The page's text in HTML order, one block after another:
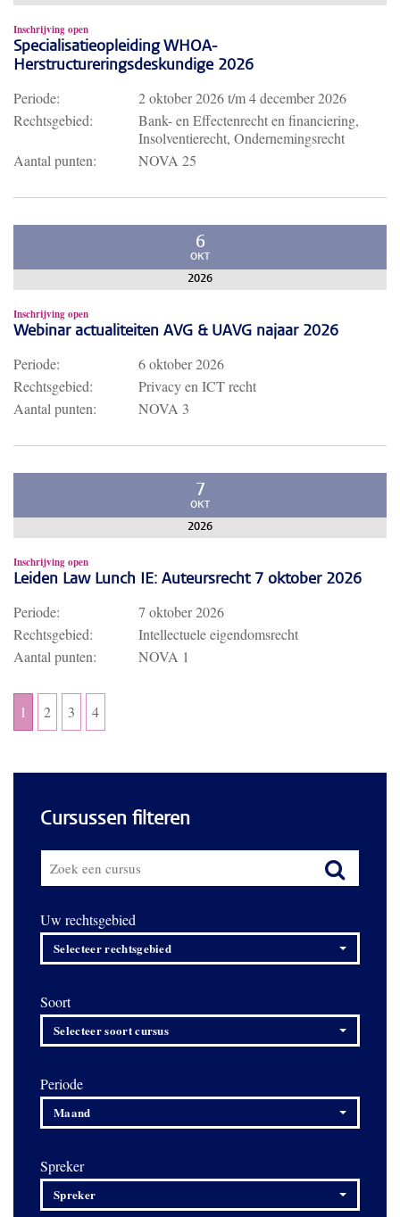
Inschrijving open
Specialisatieopleiding WHOA-
Herstructureringsdeskundige 2026
Periode: 2 oktober 2026t/m4 december 2026
Rechtsgebied:
Bank- en Effectenrecht en financiering,
Insolventierecht, Ondernemingsrecht
Aantal punten:
NOVA 25
6
OKT
2026
Inschrijving open
Webinar actualiteiten AVG & UAVG najaar 2026
Periode:
6 oktober 2026
Rechtsgebied:
Privacy en ICT recht
Aantal punten:
NOVA 3
7
OKT
2026
Inschrijving open
Leiden Law Lunch IE: Auteursrecht 7 oktober 2026
Periode:
7 oktober 2026
Rechtsgebied:
Intellectuele eigendomsrecht
Aantal punten:
NOVA 1
1 2 3 4
Cursussen filteren
Uw rechtsgebied
Selecteer rechtsgebied
Soort
Selecteer soort cursus
Periode
Maand
Spreker
Spreker